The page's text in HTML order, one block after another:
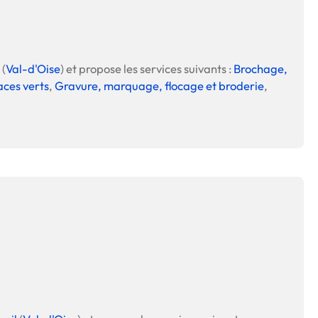
(Val-d'Oise) et propose les services suivants : Brochage,
verts,Gravure, marquage, flocage et broderie,